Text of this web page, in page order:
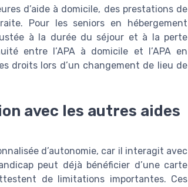
d’aide à domicile, des prestations de
Pour les seniors en hébergement
à la durée du séjour et à la perte
entre l’APA à domicile et l’APA en
droits lors d’un changement de lieu de
avec les autres aides
d’autonomie, car il interagit avec
peut déjà bénéficier d’une carte
de limitations importantes. Ces